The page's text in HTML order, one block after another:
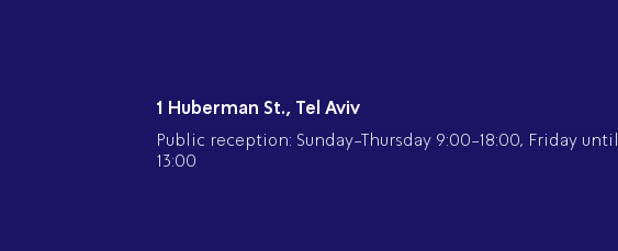
1 Huberman St., Tel Aviv
Public reception: Sunday-Thursday 9:00-18:00, Friday until
13:00